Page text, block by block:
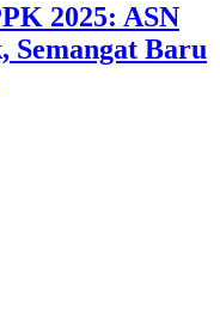
2025: ASN
Semangat Baru